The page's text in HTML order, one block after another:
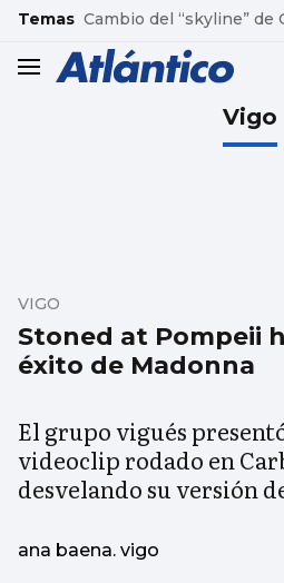
common.go-to-content
Temas Cambio del “skyline” de
header.menu.open
Vigo
Stoned at Pompeii
éxito de Madonna
VIGO
El grupo vigués
videoclip rodado en
desvelando su versión
ana baena. vigo